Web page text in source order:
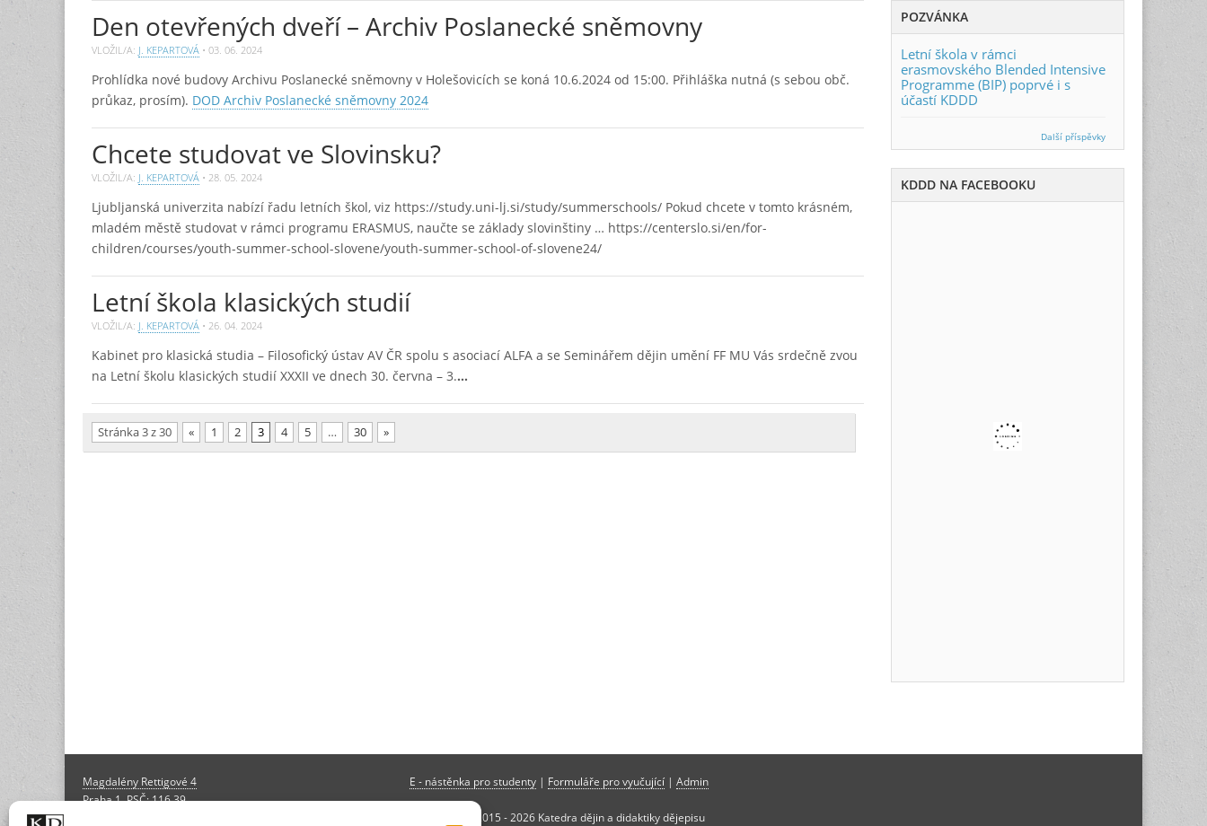
Den otevřených dveří – Archiv Poslanecké sněmovny
VLOŽIL/A: J. KEPARTOVÁ • 03. 06. 2024
Prohlídka nové budovy Archivu Poslanecké sněmovny v Holešovicích se koná 10.6.2024 od 15:00. Přihláška nutná (s sebou obč.
průkaz, prosím). DOD Archiv Poslanecké sněmovny 2024
Chcete studovat ve Slovinsku?
VLOŽIL/A: J. KEPARTOVÁ • 28. 05. 2024
Ljubljanská univerzita nabízí řadu letních škol, viz https://study.uni-lj.si/study/summerschools/ Pokud chcete v tomto krásném,
mladém městě studovat v rámci programu ERASMUS, naučte se základy slovinštiny … https://centerslo.si/en/for-
children/courses/youth-summer-school-slovene/youth-summer-school-of-slovene24/
Letní škola klasických studií
VLOŽIL/A: J. KEPARTOVÁ • 26. 04. 2024
Kabinet pro klasická studia – Filosofický ústav AV ČR spolu s asociací ALFA a se Seminářem dějin umění FF MU Vás srdečně zvou
na Letní školu klasických studií XXXII ve dnech 30. června – 3.…
Stránka 3 z 30 « 1 2 3 4 5 … 30 »
POZVÁNKA
Letní škola v rámci
erasmovského Blended Intensive
Programme (BIP) poprvé i s
účastí KDDD
Další příspěvky
KDDD NA FACEBOOKU
Magdalény Rettigové 4
Praha 1, PSČ: 116 39
E - nástěnka pro studenty| Formuláře pro vyučující| Admin
Copyright © 2015 - 2026 Katedra dějin a didaktiky dějepisu